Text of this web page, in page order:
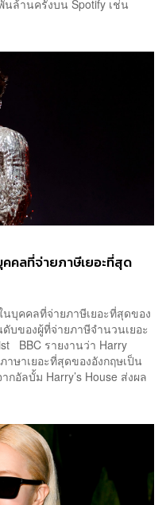
ล้านครั้งบน Spotify เช่น
คลที่จ่ายภาษีเยอะที่สุด
บุคคลที่จ่ายภาษีเยอะที่สุดของ
บของผู้ที่จ่ายภาษีจำนวนเยอะ
BBC รายงานว่า Harry
ษาเยอะที่สุดของอังกฤษเป็น
กอัลบั้ม Harry’s House ส่งผล